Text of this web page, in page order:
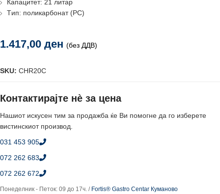
Капацитет: 21 литар
Tип: поликарбонат (PC)
1.417,00 ден (без ДДВ)
SKU: CHR20C
Контактирајте нè за цена
Нашиот искусен тим за продажба ќе Ви помогне да го изберете
вистинскиот производ.
031 453 905
072 262 683
072 262 672
Понеделник - Петок: 09 до 17ч. / Fortis® Gastro Centar Куманово